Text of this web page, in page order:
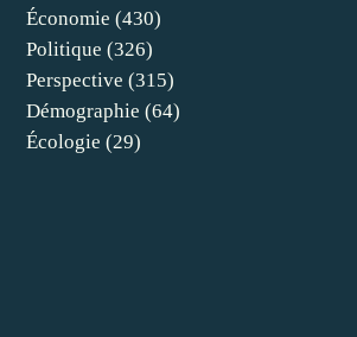
Économie (430)
Politique (326)
Perspective (315)
Démographie (64)
Écologie (29)